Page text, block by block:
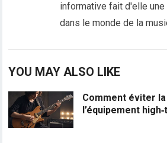
informative fait d'elle
dans le monde de la
YOU MAY ALSO LIKE
Comment éviter
l’équipement